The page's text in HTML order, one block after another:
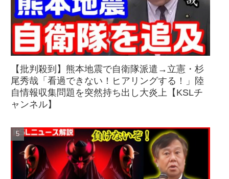
【批判殺到】熊本地震で自衛隊派遣→立憲・杉
尾秀哉「看過できない！ヒアリングする！」陸
自情報収集問題を突然持ち出し大炎上【KSLチ
ャンネル】